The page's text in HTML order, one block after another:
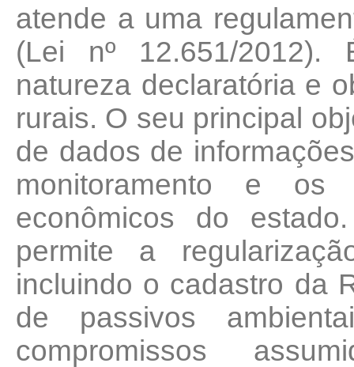
atende a uma
(Lei nº 12.651/
natureza declaratória e
rurais. O seu principal
de dados de
monitoramento e os
econômicos do
permite a
incluindo o cadastro da
de passivos
compromissos